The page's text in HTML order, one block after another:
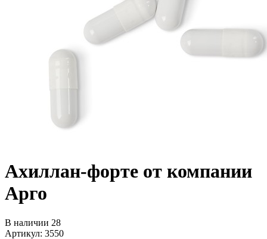
Ахиллан-форте от компании
Арго
В наличии 28
Артикул: 3550